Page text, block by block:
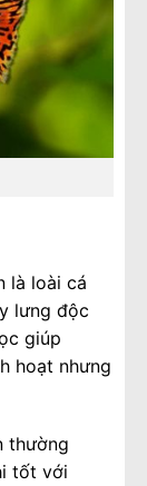
là loài cá
lưng độc
giúp
hoạt nhưng
thường
tốt với